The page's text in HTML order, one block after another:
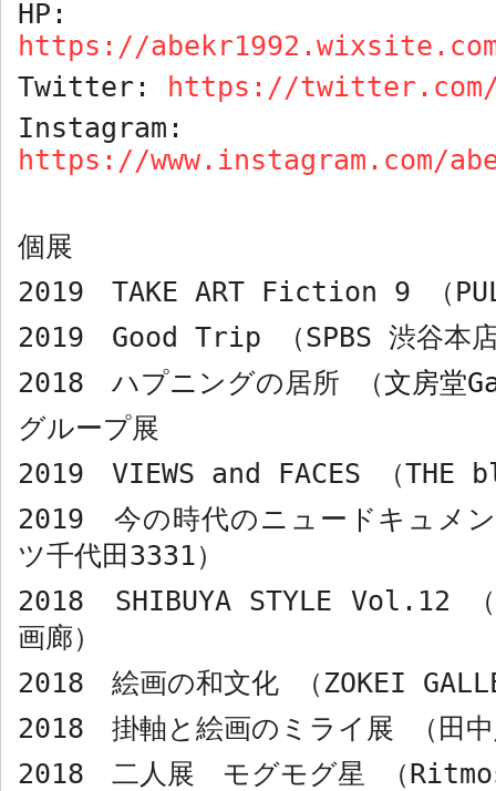
HP:
https://
Twitter:
https://
Instagram:
https://www.instagram.com/
個展
2019 TAKE ART Fiction 9
（
2019 Good Trip
（SPBS 渋谷本
2018 ハプニングの居所 （文房堂
グループ展
2019
VIEWS and FACES （THE
2019 今の時代のニュードキュメ
ツ千代田3331）
2018 SHIBUYA STYLE Vol.12
画廊）
2018 絵画の和文化 （ZOKEI
2018 掛軸と絵画のミライ展 （田中
2018 二人展 モグモグ星 （